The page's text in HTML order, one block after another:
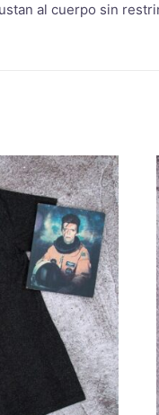
al cuerpo sin